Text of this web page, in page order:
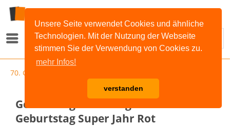
Unsere Seite verwendet Cookies und ähnliche
Technologien. Mit der Nutzung der Webseite
stimmen Sie der Verwendung von Cookies zu.
mehr Infos!
verstanden
Menü
70. Geburtstag
Geburtstag Einladungskarten - 70.
Geburtstag Super Jahr Rot